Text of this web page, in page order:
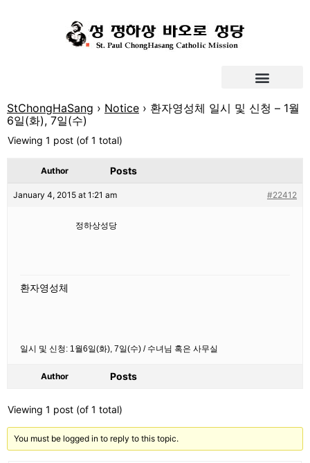
StChongHaSang › Notice › 환자영성체 일시 및 신청 – 1월
6일(화), 7일(수)
Viewing 1 post (of 1 total)
Author Posts
January 4, 2015 at 1:21 am #22412
정하상성당
환자영성체
일시 및 신청: 1월6일(화), 7일(수) / 수녀님 혹은 사무실
Author Posts
Viewing 1 post (of 1 total)
You must be logged in to reply to this topic.